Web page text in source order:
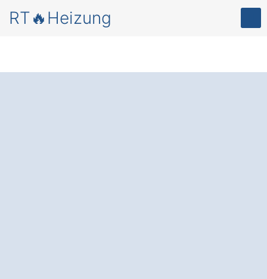
RT🔥Heizung